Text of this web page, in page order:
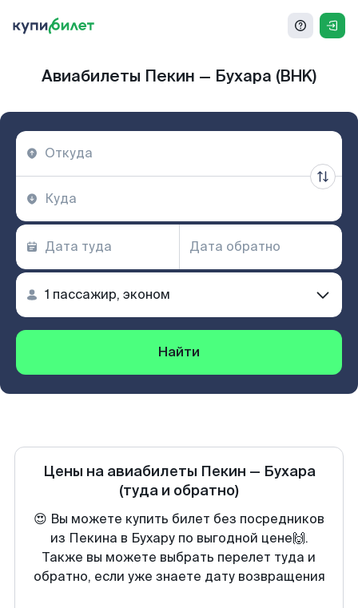
Авиабилеты Пекин — Бухара (BHK)
Найти
Цены на авиабилеты Пекин — Бухара
(туда и обратно)
😍 Вы можете купить билет без посредников
из Пекина в Бухару по выгодной цене🙌.
Также вы можете выбрать перелет туда и
обратно, если уже знаете дату возвращения